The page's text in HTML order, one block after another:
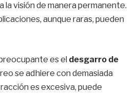
la visión de manera permanente.
aunque raras, pueden
es el desgarro de
se adhiere con demasiada
es excesiva, puede